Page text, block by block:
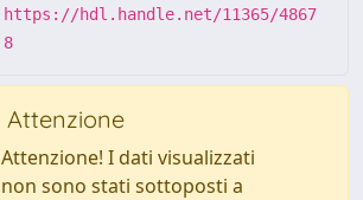
https://hdl.handle.net/11365/4867
8
Attenzione
Attenzione! I dati visualizzati
non sono stati sottoposti a